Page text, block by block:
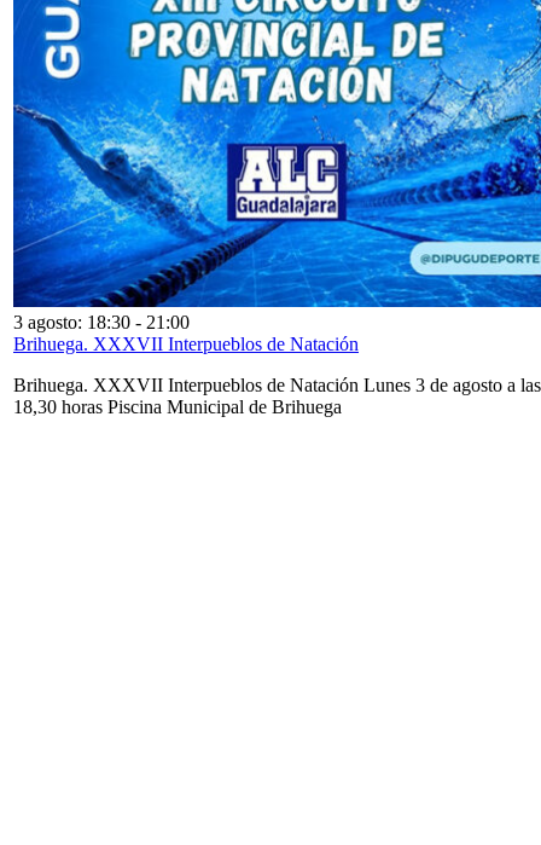
3 agosto: 18:30 - 21:00
Brihuega. XXXVII Interpueblos de Natación
Brihuega. XXXVII Interpueblos de Natación Lunes 3 de agosto a las
18,30 horas Piscina Municipal de Brihuega